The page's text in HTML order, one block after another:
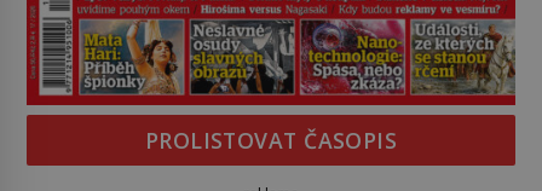
PROLISTOVAT ČASOPIS